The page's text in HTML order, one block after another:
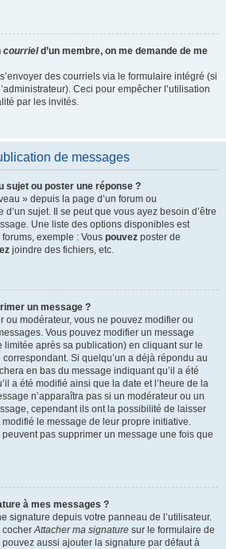
courrield’un membre, on me demande de me
des courriels via le formulaire intégré (si
Ceci pour empêcher l’utilisation
par les invités.
de messages
sujet ou poster une réponse ?
» depuis la page d’un forum ou
sujet. Il se peut que vous ayez besoin d’être
Une liste des options disponibles est
exemple : Vous pouvez poster de
joindre des fichiers, etc.
un message ?
ou modérateur, vous ne pouvez modifier ou
Vous pouvez modifier un message
après sa publication) en cliquant sur le
Si quelqu’un a déjà répondu au
en bas du message indiquant qu’il a été
a été modifié ainsi que la date et l’heure de la
n’apparaîtra pas si un modérateur ou un
cependant ils ont la possibilité de laisser
le message de leur propre initiative.
pas supprimer un message une fois que
à mes messages ?
signature depuis votre panneau de l’utilisateur.
cocherAttacher ma signature sur le formulaire de
aussi ajouter la signature par défaut à